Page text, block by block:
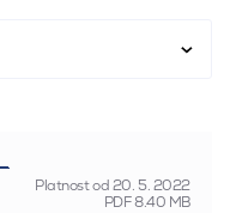
Platnost od20. 5. 2022
PDF8.40 MB